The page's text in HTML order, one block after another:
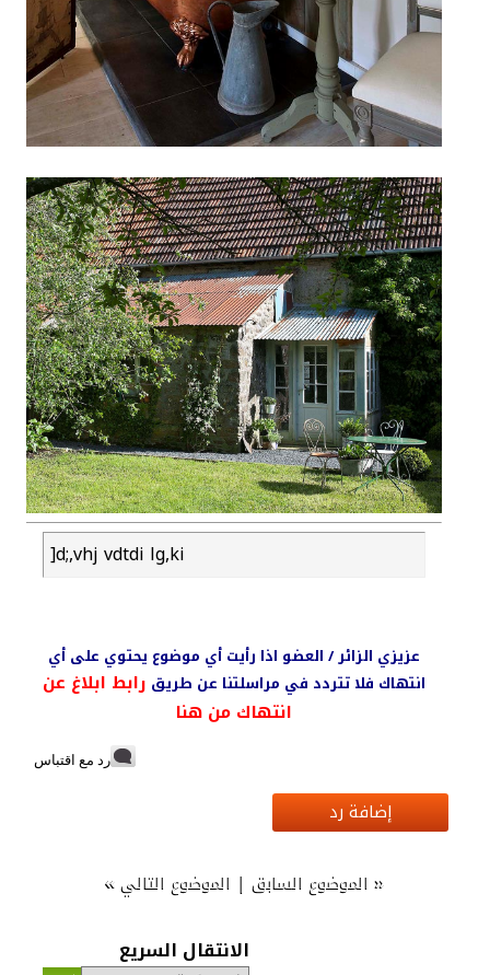
]d;,vhj vdtdi lg,ki
عزيزي الزائر / العضو اذا رأيت أي موضوع يحتوي على أي
انتهاك فلا تتردد في مراسلتنا عن طريق رابط ابلاغ عن
انتهاك من هنا
رد مع اقتباس
إضافة رد
« الموضوع السابق| الموضوع التالي»
الانتقال السريع